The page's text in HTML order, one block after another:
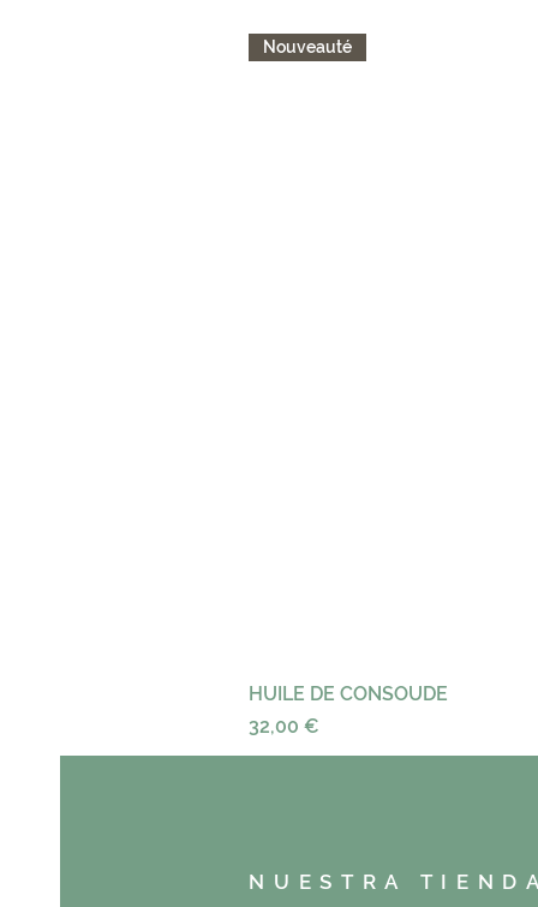
Nouveauté
HUILE DE CONSOUDE
Precio
32,00 €
NUESTRA TIENDA